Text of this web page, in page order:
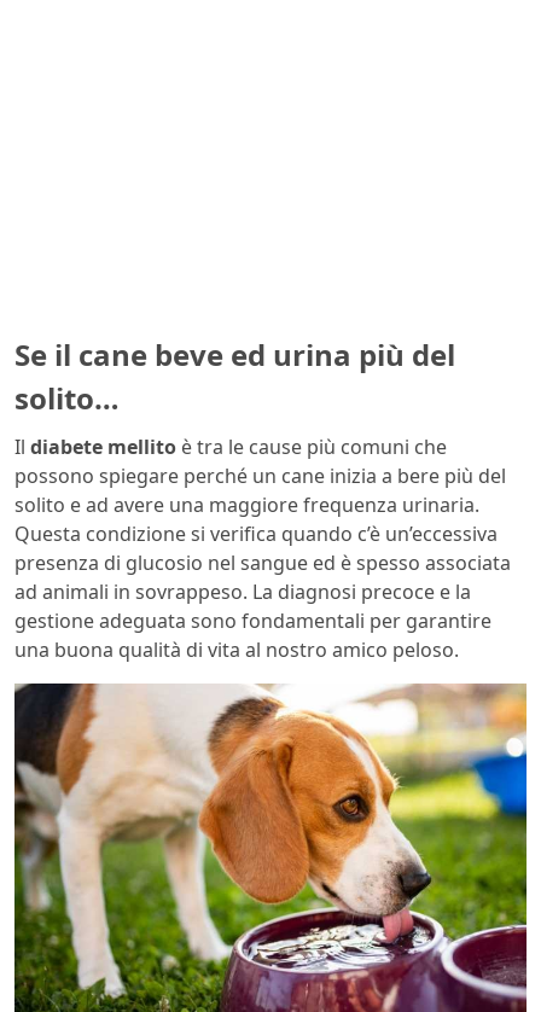
Se il cane beve ed urina più del
solito…
Il diabete mellito è tra le cause più comuni che
possono spiegare perché un cane inizia a bere più del
solito e ad avere una maggiore frequenza urinaria.
Questa condizione si verifica quando c’è un’eccessiva
presenza di glucosio nel sangue ed è spesso associata
ad animali in sovrappeso. La diagnosi precoce e la
gestione adeguata sono fondamentali per garantire
una buona qualità di vita al nostro amico peloso.